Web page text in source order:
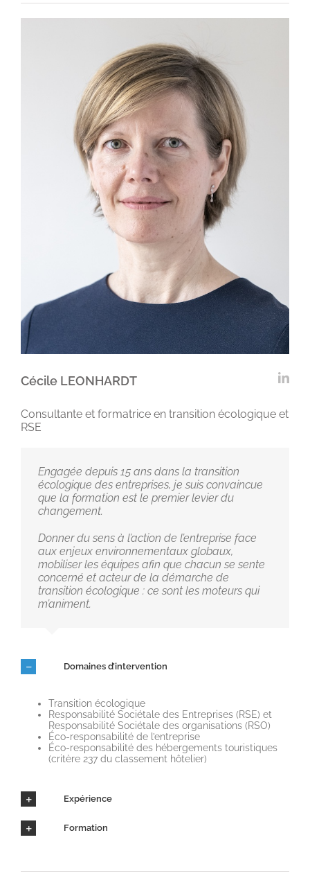
Cécile LEONHARDT
Consultante et formatrice en transition écologique et
RSE
Engagée depuis 15 ans dans la transition
écologique des entreprises, je suis convaincue
que la formation est le premier levier du
changement.
Donner du sens à l’action de l’entreprise face
aux enjeux environnementaux globaux,
mobiliser les équipes afin que chacun se sente
concerné et acteur de la démarche de
transition écologique : ce sont les moteurs qui
m’animent.
Domaines d’intervention
Transition écologique
Responsabilité Sociétale des Entreprises (RSE) et
Responsabilité Sociétale des organisations (RSO)
Éco-responsabilité de l’entreprise
Éco-responsabilité des hébergements touristiques
(critère 237 du classement hôtelier)
Expérience
Formation